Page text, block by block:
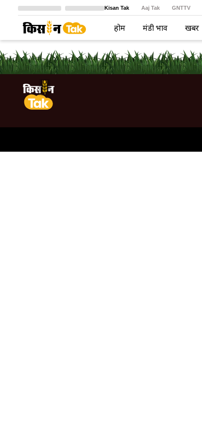
Kisan Tak Aaj Tak GNTTV
Crime Tak Astro Tak
होम मंडी भाव खबरें